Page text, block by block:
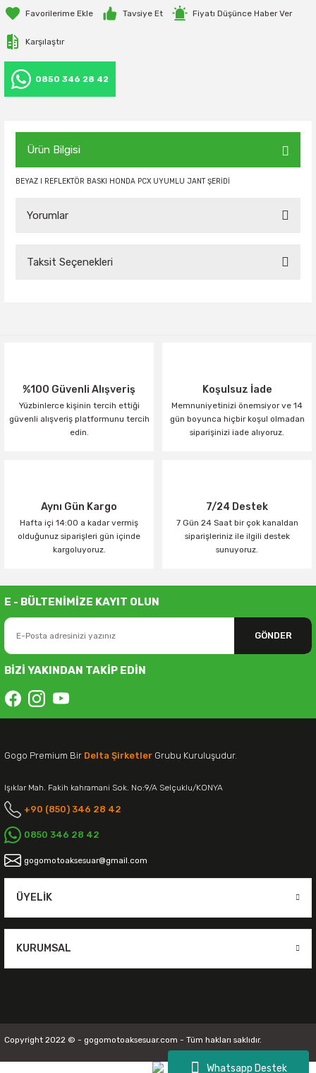
Whatsapp Destek
Tavsiye Et Fiyatı Düşünce Haber Ver
Karşılaştır
0850 346 28 42
Ürün Bilgisi
BEYAZ I REFLEKTÖR BASKI HONDA PCX UYUMLU JANT ŞERİDİ
Yorumlar
Taksit Seçenekleri
%100 Güvenli Alışveriş
Yüzbinlerce kişinin tercih ettiği
güvenli alışveriş platformunu tercih
edin.
Koşulsuz İade
Memnuniyetinizi önemsiyor ve 14
gün boyunca hiçbir koşul olmadan
siparişinizi iade alıyoruz.
Aynı Gün Kargo
Hafta içi 14:00 a kadar vermiş
olduğunuz siparişleri gün içinde
kargoluyoruz.
7/24 Destek
7 Gün 24 Saat bir çok kanaldan
siparişleriniz ile ilgili destek
sunuyoruz.
E - BÜLTENİMİZE KAYIT OLUN
GÖNDER
BİZİ YAKINDAN TAKİP EDİN
Gogo Premium Bir Delta Şirketler Grubu Kuruluşudur.
Işıklar Mah. Fakih kahramani Sok. No:9/A Selçuklu/KONYA
+90 (850) 346 28 42
0850 346 28 42
gogomotoaksesuar@gmail.com
ÜYELIK
KURUMSAL
Copyright 2022 © - gogomotoaksesuar.com - Tüm hakları saklıdır.